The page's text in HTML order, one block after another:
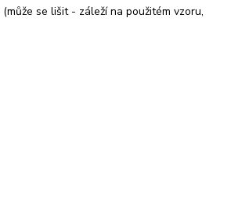
(může se lišit - záleží na použitém vzoru,